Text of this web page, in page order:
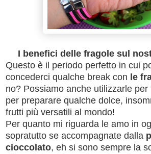
I benefici delle fragole sul
Questo è il periodo perfetto in cui
concederci qualche break con le
no? Possiamo anche utilizzarle
per preparare qualche dolce,
frutti più versatili al mondo!
Per quanto mi riguarda le amo in
sopratutto se accompagnate dalla
cioccolato, eh si sono sempre la